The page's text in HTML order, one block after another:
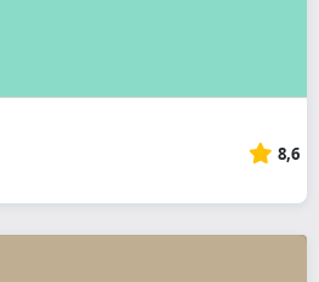
8,6